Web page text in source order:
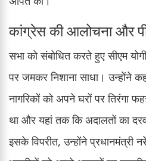
कांग्रेस की आलोचना और
सभा को संबोधित करते हुए सीएम
पर जमकर निशाना साधा। उन्होंने
नागरिकों को अपने घरों पर तिरंगा
था और यहां तक कि अदालतों का
इसके विपरीत, उन्होंने प्रधानमंत्री